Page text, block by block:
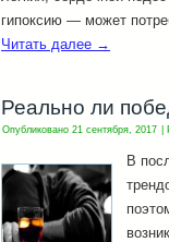
гипоксию — может
Читать далее →
Реально ли
Опубликовано 21 сентября, 2017
В